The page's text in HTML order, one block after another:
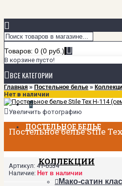
Товаров: 0 (0 руб.)
В корзине пусто!
ВСЕ КАТЕГОРИИ
+
ПОСТЕЛЬНОЕ БЕЛЬЕ
КОЛЛЕКЦИИ
Мако-сатин
Главная » Постельное белье »
Нет в наличии
Увеличить фотографию
Постельное белье Stile
Артикул: 41-6534
Наличие: Нет в наличии